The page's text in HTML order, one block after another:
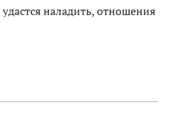
наладить, отношения